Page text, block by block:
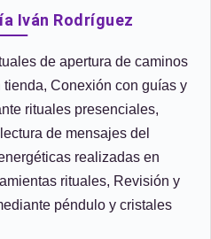
Iván Rodríguez
de apertura de caminos
Conexión con guías y
rituales presenciales,
de mensajes del
realizadas en
rituales, Revisión y
péndulo y cristales